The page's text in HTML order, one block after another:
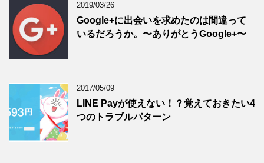
2019/03/26
Google+に出会いを求めたのは間違って
いるだろうか。〜ありがとうGoogle+〜
2017/05/09
LINE Payが使えない！？覚えておきたい4
つのトラブルパターン